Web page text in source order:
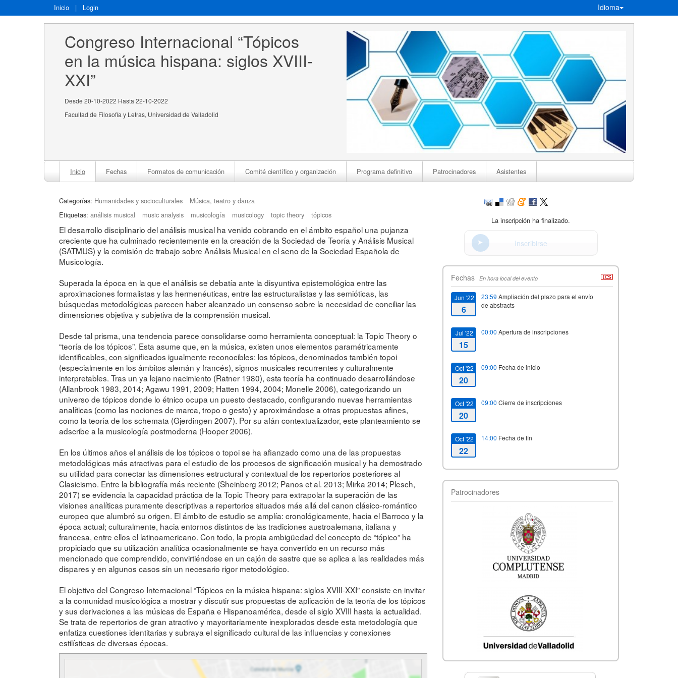
Inicio | Login Idioma
Congreso Internacional “Tópicos
en la música hispana: siglos XVIII-
XXI”
Desde 20-10-2022 Hasta 22-10-2022
Facultad de Filosofía y Letras, Universidad de Valladolid
Inicio Fechas Formatos de comunicación Comité científico y organización Programa definitivo Patrocinadores Asistentes
Categorías: Humanidades y socioculturales
Música, teatro y danza
Etiquetas: análisis musical music analysis musicología musicology topic theory tópicos
El desarrollo disciplinario del análisis musical ha venido cobrando en el ámbito español una pujanza
creciente que ha culminado recientemente en la creación de la Sociedad de Teoría y Análisis Musical
(SATMUS) y la comisión de trabajo sobre Análisis Musical en el seno de la Sociedad Española de
Musicología.
Superada la época en la que el análisis se debatía ante la disyuntiva epistemológica entre las
aproximaciones formalistas y las hermenéuticas, entre las estructuralistas y las semióticas, las
búsquedas metodológicas parecen haber alcanzado un consenso sobre la necesidad de conciliar las
dimensiones objetiva y subjetiva de la comprensión musical.
Desde tal prisma, una tendencia parece consolidarse como herramienta conceptual: la Topic Theory o
“teoría de los tópicos”. Esta asume que, en la música, existen unos elementos paramétricamente
identificables, con significados igualmente reconocibles: los tópicos, denominados también topoi
(especialmente en los ámbitos alemán y francés), signos musicales recurrentes y culturalmente
interpretables. Tras un ya lejano nacimiento (Ratner 1980), esta teoría ha continuado desarrollándose
(Allanbrook 1983, 2014; Agawu 1991, 2009; Hatten 1994, 2004; Monelle 2006), categorizando un
universo de tópicos donde lo étnico ocupa un puesto destacado, configurando nuevas herramientas
analíticas (como las nociones de marca, tropo o gesto) y aproximándose a otras propuestas afines,
como la teoría de los schemata (Gjerdingen 2007). Por su afán contextualizador, este planteamiento se
adscribe a la musicología postmoderna (Hooper 2006).
En los últimos años el análisis de los tópicos o topoi se ha afianzado como una de las propuestas
metodológicas más atractivas para el estudio de los procesos de significación musical y ha demostrado
su utilidad para conectar las dimensiones estructural y contextual de los repertorios posteriores al
Clasicismo. Entre la bibliografía más reciente (Sheinberg 2012; Panos et al. 2013; Mirka 2014; Plesch,
2017) se evidencia la capacidad práctica de la Topic Theory para extrapolar la superación de las
visiones analíticas puramente descriptivas a repertorios situados más allá del canon clásico-romántico
europeo que alumbró su origen. El ámbito de estudio se amplía: cronológicamente, hacia el Barroco y la
época actual; culturalmente, hacia entornos distintos de las tradiciones austroalemana, italiana y
francesa, entre ellos el latinoamericano. Con todo, la propia ambigüedad del concepto de “tópico” ha
propiciado que su utilización analítica ocasionalmente se haya convertido en un recurso más
mencionado que comprendido, convirtiéndose en un cajón de sastre que se aplica a las realidades más
dispares y en algunos casos sin un necesario rigor metodológico.
El objetivo del Congreso Internacional “Tópicos en la música hispana: siglos XVIII-XXI” consiste en invitar
a la comunidad musicológica a mostrar y discutir sus propuestas de aplicación de la teoría de los tópicos
y sus derivaciones a las músicas de España e Hispanoamérica, desde el siglo XVIII hasta la actualidad.
Se trata de repertorios de gran atractivo y mayoritariamente inexplorados desde esta metodología que
enfatiza cuestiones identitarias y subraya el significado cultural de las influencias y conexiones
estilísticas de diversas épocas.
La inscripción ha finalizado.
Inscribirse
Fechas En hora local del evento
Jun '22
6
23:59 Ampliación del plazo para el envío
de abstracts
Jul '22
15
00:00 Apertura de inscripciones
Oct '22
20
09:00 Fecha de inicio
Oct '22
20
09:00 Cierre de inscripciones
Oct '22
22
14:00 Fecha de fin
Patrocinadores